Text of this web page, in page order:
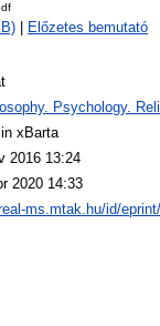
Előzetes bemutató
Psychology.
xBarta
2016 13:24
2020 14:33
ms.mtak.hu/id/